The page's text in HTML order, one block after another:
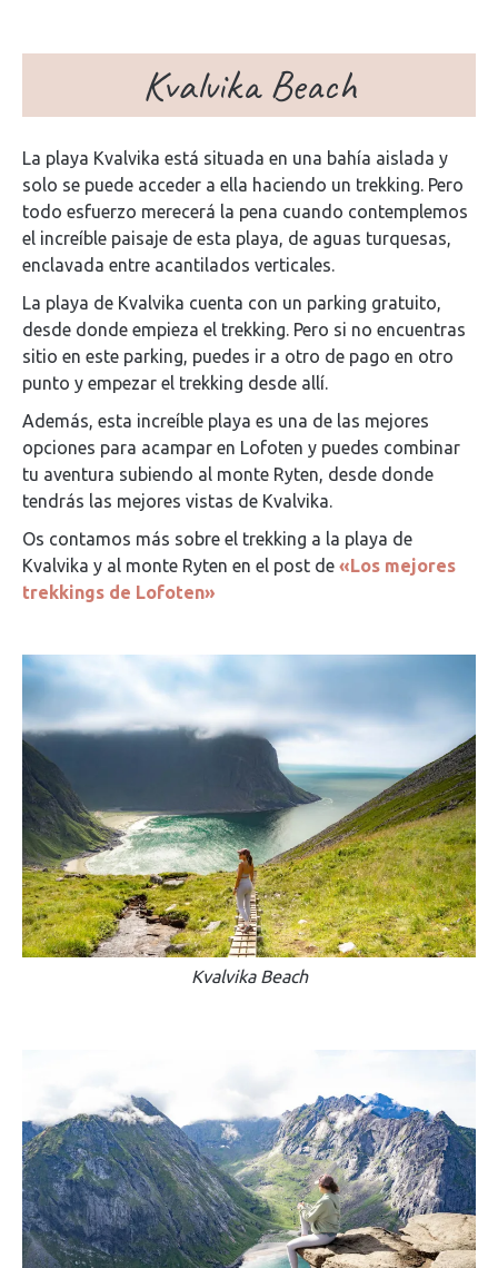
Kvalvika Beach
La playa Kvalvika está situada en una bahía aislada y
solo se puede acceder a ella haciendo un trekking. Pero
todo esfuerzo merecerá la pena cuando contemplemos
el increíble paisaje de esta playa, de aguas turquesas,
enclavada entre acantilados verticales.
La playa de Kvalvika cuenta con un parking gratuito,
desde donde empieza el trekking. Pero si no encuentras
sitio en este parking, puedes ir a otro de pago en otro
punto y empezar el trekking desde allí.
Además, esta increíble playa es una de las mejores
opciones para acampar en Lofoten y puedes combinar
tu aventura subiendo al monte Ryten, desde donde
tendrás las mejores vistas de Kvalvika.
Os contamos más sobre el trekking a la playa de
Kvalvika y al monte Ryten en el post de «Los mejores
trekkings de Lofoten»
Kvalvika Beach